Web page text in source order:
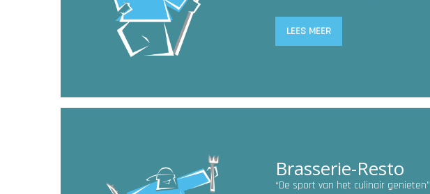
LEES MEER
Brasserie-Resto
“De sport van het culinair genieten”